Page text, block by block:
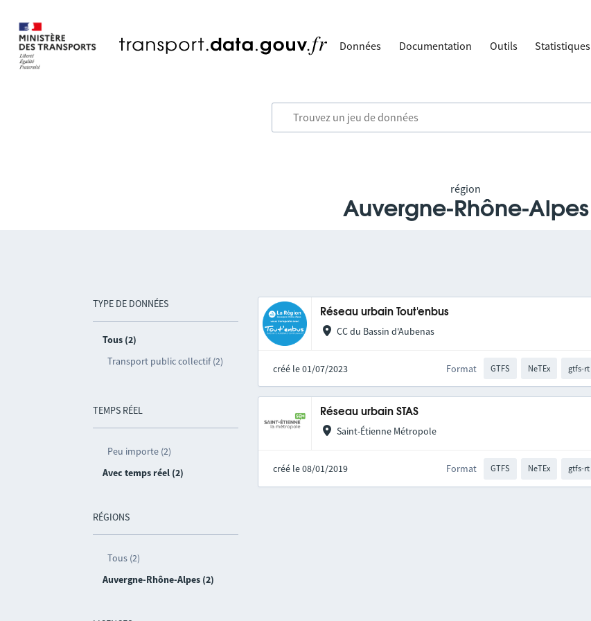
Données Documentation Outils Statistiques
région
Auvergne-Rhône-Alpes
TYPE DE DONNÉES
Tous (2)
Transport public collectif (2)
TEMPS RÉEL
Peu importe (2)
Avec temps réel (2)
RÉGIONS
Tous (2)
Auvergne-Rhône-Alpes (2)
Réseau urbain Tout'enbus
CC du Bassin d'Aubenas
créé le 01/07/2023 Format GTFS NeTEx gtfs-rt
Réseau urbain STAS
Saint-Étienne Métropole
créé le 08/01/2019 Format GTFS NeTEx gtfs-rt